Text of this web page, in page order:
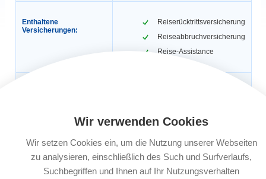
Enthaltene
Versicherungen:
Reiserücktrittsversicherung
Reiseabbruchversicherung
Reise-Assistance
Buchungsfrist:
Nach Reisebuchung bis 30 Tage vor
Reiseantritt, ab dem 29. Tag vor
Reiseantritt 3 Werktage nach
Wir verwenden Cookies
Wir setzen Cookies ein, um die Nutzung unserer Webseiten
zu analysieren, einschließlich des Such und Surfverlaufs,
Suchbegriffen und Ihnen auf Ihr Nutzungsverhalten